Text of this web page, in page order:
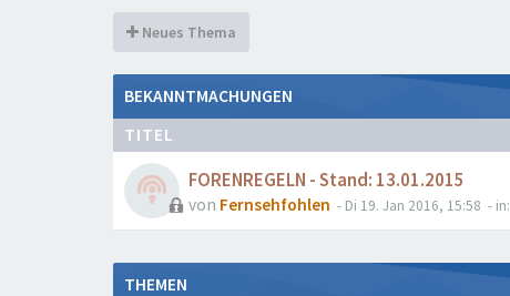
Neues Thema
BEKANNTMACHUNGEN
TITEL
FORENREGELN - Stand: 13.01.2015
von Fernsehfohlen - Di 19. Jan 2016, 15:58 - in:
THEMEN